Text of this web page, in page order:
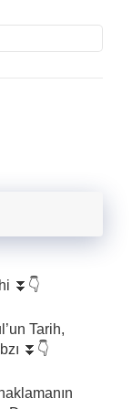
⏬👇
Tarih,
⏬👇